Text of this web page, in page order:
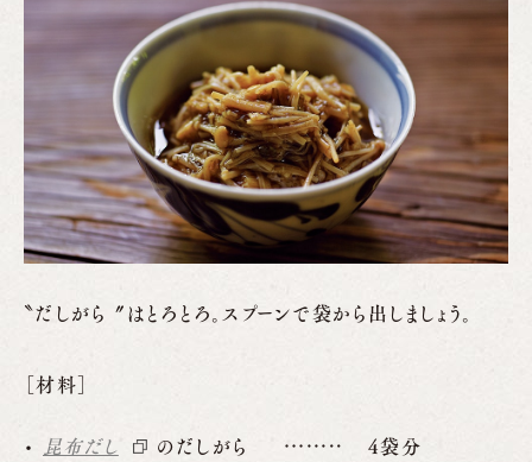
〝だしがら〞はとろとろ。スプーンで袋から出しましょう。
［材料］
昆布だし のだしがら
4袋分